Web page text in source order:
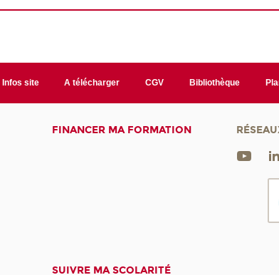
Infos site A télécharger CGV Bibliothèque
FINANCER MA FORMATION
SUIVRE MA SCOLARITÉ